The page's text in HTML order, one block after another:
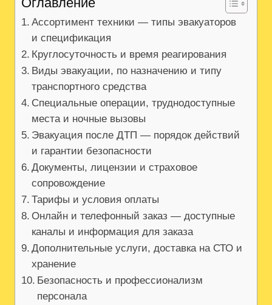
Ассортимент техники — типы эвакуаторов
и спецификация
Круглосуточность и время реагирования
Виды эвакуации, по назначению и типу
транспортного средства
Специальные операции, труднодоступные
места и ночные вызовы
Эвакуация после ДТП — порядок действий
и гарантии безопасности
Документы, лицензии и страховое
сопровождение
Тарифы и условия оплаты
Онлайн и телефонный заказ — доступные
каналы и информация для заказа
Дополнительные услуги, доставка на СТО и
хранение
Безопасность и профессионализм
персонала